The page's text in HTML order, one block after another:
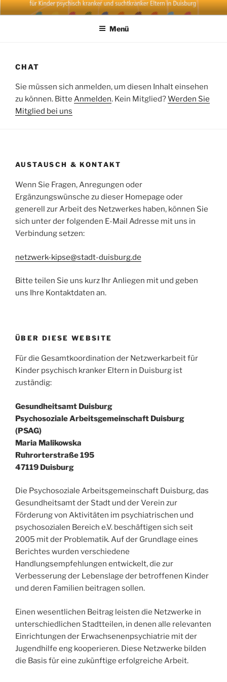
Zum
InhaltPSAG NETZWERK
Initiiert durch die Psychosoziale Arbeitsgemeinschaft Duisburg und
Menü
CHAT
Sie müssen sich anmelden, um diesen Inhalt einsehen
zu können. Bitte Anmelden. Kein Mitglied?Werden Sie
Mitglied bei uns
AUSTAUSCH & KONTAKT
Wenn Sie Fragen, Anregungen oder
Ergänzungswünsche zu dieser Homepage oder
generell zur Arbeit des Netzwerkes haben, können Sie
sich unter der folgenden E-Mail Adresse mit uns in
Verbindung setzen:
netzwerk-kipse@stadt-duisburg.de
Bitte teilen Sie uns kurz Ihr Anliegen mit und geben
uns Ihre Kontaktdaten an.
ÜBER DIESE WEBSITE
Für die Gesamtkoordination der Netzwerkarbeit für
Kinder psychisch kranker Eltern in Duisburg ist
zuständig:
Gesundheitsamt Duisburg
Psychosoziale Arbeitsgemeinschaft Duisburg
(PSAG)
Maria Malikowska
Ruhrorterstraße 195
47119 Duisburg
Die Psychosoziale Arbeitsgemeinschaft Duisburg, das
Gesundheitsamt der Stadt und der Verein zur
Förderung von Aktivitäten im psychiatrischen und
psychosozialen Bereich e.V. beschäftigen sich seit
2005 mit der Problematik. Auf der Grundlage eines
Berichtes wurden verschiedene
Handlungsempfehlungen entwickelt, die zur
Verbesserung der Lebenslage der betroffenen Kinder
und deren Familien beitragen sollen.
Einen wesentlichen Beitrag leisten die Netzwerke in
unterschiedlichen Stadtteilen, in denen alle relevanten
Einrichtungen der Erwachsenenpsychiatrie mit der
Jugendhilfe eng kooperieren. Diese Netzwerke bilden
die Basis für eine zukünftige erfolgreiche Arbeit.